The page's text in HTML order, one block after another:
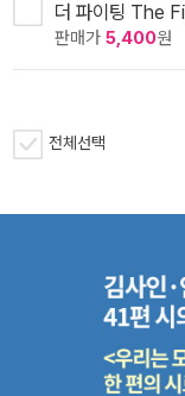
더 파이팅 The
판매가 5,400원
전체선택